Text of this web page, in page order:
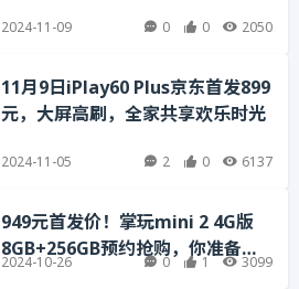
2024-11-09 0 0 2050
11月9日iPlay60 Plus京东首发899
元，大屏高刷，全家共享欢乐时光
2024-11-05 2 0 6137
949元首发价！掌玩mini 2 4G版
8GB+256GB预约抢购，你准备好
了吗
2024-10-26 0 1 3099